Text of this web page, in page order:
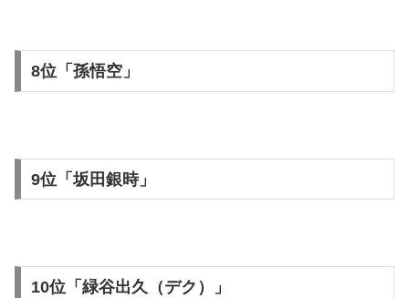
8位「孫悟空」
9位「坂田銀時」
10位「緑谷出久（デク）」